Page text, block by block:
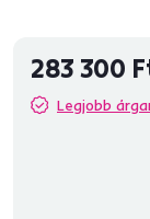
283 300
Legjobb